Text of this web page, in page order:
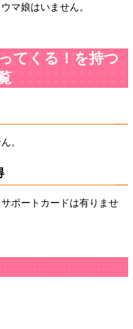
マ娘はいません。
てくる！を持つ
。
ポートカードは有りませ